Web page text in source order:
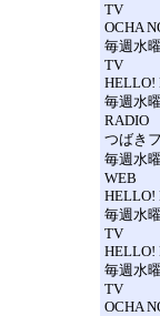
TV
OCHA
毎週水
TV
HELLO!
毎週水
RADIO
つばき
毎週水
WEB
HELLO!
毎週水
TV
HELLO!
毎週水
TV
OCHA